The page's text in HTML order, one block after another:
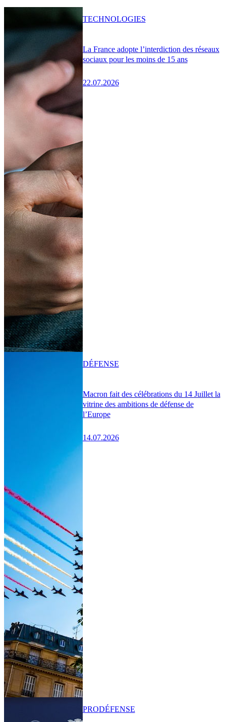
La France adopte l’interdiction des réseaux
sociaux pour les moins de 15 ans
22.07.2026
TECHNOLOGIES
Macron fait des célébrations du 14 Juillet la
vitrine des ambitions de défense de
l’Europe
14.07.2026
DÉFENSE
PRODÉFENSE